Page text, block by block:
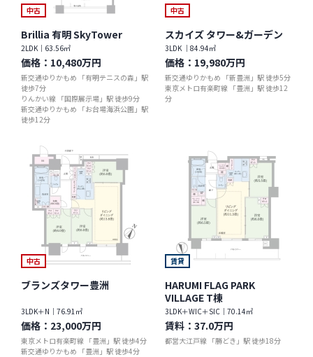
中古
Brillia 有明 SkyTower
2LDK｜63.56㎡
価格： 10,480万円
新交通ゆりかもめ 「有明テニスの森」駅
徒歩7分
りんかい線 「国際展示場」駅 徒歩9分
新交通ゆりかもめ 「お台場海浜公園」駅
徒歩12分
中古
スカイズ タワー&ガーデン
3LDK ｜84.94㎡
価格： 19,980万円
新交通ゆりかもめ 「新豊洲」駅 徒歩5分
東京メトロ有楽町線 「豊洲」駅 徒歩12
分
中古
ブランズタワー豊洲
3LDK＋N｜76.91㎡
価格： 23,000万円
東京メトロ有楽町線 「豊洲」駅 徒歩4分
新交通ゆりかもめ 「豊洲」駅 徒歩4分
賃貸
HARUMI FLAG PARK
VILLAGE T棟
3LDK＋WIC＋SIC｜70.14㎡
賃料： 37.0万円
都営大江戸線 「勝どき」駅 徒歩18分